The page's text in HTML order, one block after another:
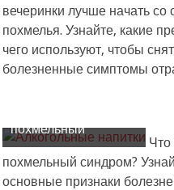
вечеринки лучше начать со
похмелья. Узнайте, какие
чего используют, чтобы
болезненные симптомы
похмельный
Что
похмельный синдром?
основные признаки